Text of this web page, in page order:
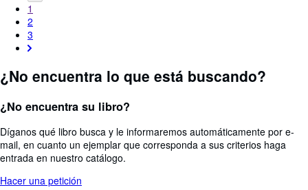
1
2
3
¿No encuentra lo que está buscando?
¿No encuentra su libro?
Díganos qué libro busca y le informaremos automáticamente por e-
mail, en cuanto un ejemplar que corresponda a sus criterios haga
entrada en nuestro catálogo.
Hacer una petición